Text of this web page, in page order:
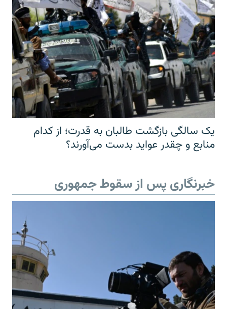
یک سالگی بازگشت طالبان به قدرت؛ از کدام
منابع و چقدر عواید بدست می‌آورند؟
خبرنگاری پس از سقوط جمهوری